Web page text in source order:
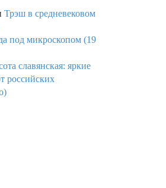
Трэш в средневековом
под микроскопом (19
славянская: яркие
российских